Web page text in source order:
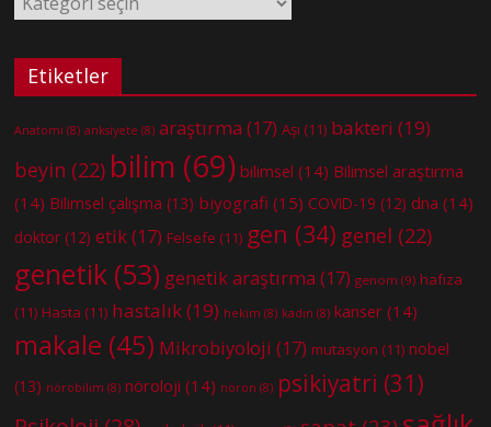
Etiketler
Anatomi (8) anksiyete (8) araştırma (17) Aşı (11) bakteri (19)
beyin (22) bilim (69) bilimsel (14) Bilimsel araştırma
(14) Bilimsel çalışma (13) biyografi (15) COVID-19 (12) dna (14)
doktor (12) etik(17) Felsefe (11) gen (34) genel (22)
genetik (53) genetik araştırma (17) genom (9) hafıza
(11) Hasta (11) hastalık(19) hekim (8) kadın (8) kanser (14)
makale (45) Mikrobiyoloji (17) mutasyon (11) nobel
(13) nörobilim (8) nöroloji (14) nöron (8) psikiyatri (31)